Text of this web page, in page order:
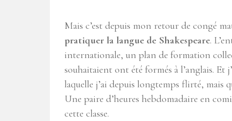
Mais c’est depuis mon retour de congé
pratiquer la langue de Shakespeare.
internationale, un plan de formation
souhaitaient ont été formés à l’anglais. Et
laquelle j’ai depuis longtemps flirté, mais
Une paire d’heures hebdomadaire en
cette classe.